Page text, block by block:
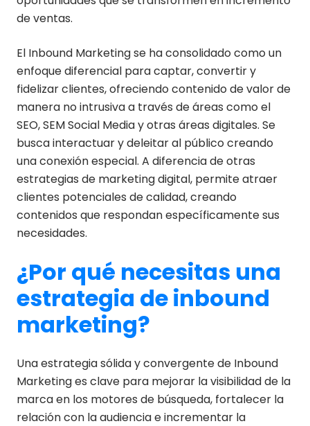
de ventas.
El Inbound Marketing se ha consolidado como un
enfoque diferencial para captar, convertir y
fidelizar clientes, ofreciendo contenido de valor de
manera no intrusiva a través de áreas como el
SEO, SEM Social Media y otras áreas digitales. Se
busca interactuar y deleitar al público creando
una conexión especial. A diferencia de otras
estrategias de marketing digital, permite atraer
clientes potenciales de calidad, creando
contenidos que respondan específicamente sus
necesidades.
¿Por qué necesitas una
estrategia de inbound
marketing?
Una estrategia sólida y convergente de Inbound
Marketing es clave para mejorar la visibilidad de la
marca en los motores de búsqueda, fortalecer la
relación con la audiencia e incrementar la